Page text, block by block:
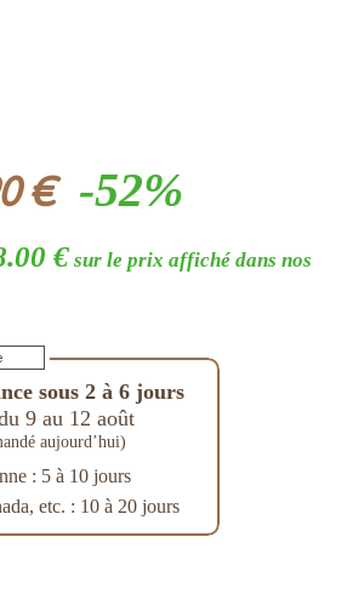
€ -52%
€ sur le prix affiché dans nos
sous 2 à 6 jours
9 au 12 août
aujourd’hui)
: 5 à 10 jours
etc. : 10 à 20 jours